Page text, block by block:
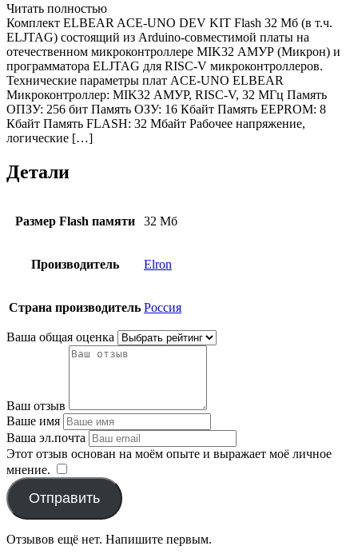
Читать полностью
Комплект ELBEAR ACE-UNO DEV KIT Flash 32 Мб (в т.ч.
ELJTAG) состоящий из Arduino-совместимой платы на
отечественном микроконтроллере MIK32 АМУР (Микрон) и
программатора ELJTAG для RISC-V микроконтроллеров.
Технические параметры плат ACE-UNO ELBEAR
Микроконтроллер: MIK32 АМУР, RISC-V, 32 МГц Память
ОПЗУ: 256 бит Память ОЗУ: 16 Кбайт Память EEPROM: 8
Кбайт Память FLASH: 32 Мбайт Рабочее напряжение,
логические […]
Детали
Размер Flash памяти 32 Mб
Производитель Elron
Страна производитель Россия
Ваша общая оценка
Ваш отзыв
Ваше имя
Ваша эл.почта
Этот отзыв основан на моём опыте и выражает моё личное
мнение.
Отправить
Отзывов ещё нет. Напишите первым.